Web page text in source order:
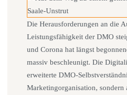
Die Herausforderungen an die
Leistungsfähigkeit der DMO
und Corona hat längst
massiv beschleunigt. Die
erweiterte DMO-
Marketingorganisation, sondern